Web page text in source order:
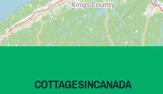
COTTAGESINCANADA